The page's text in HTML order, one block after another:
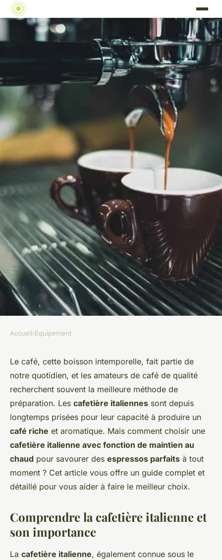
EQUIPEMENT
Comment sélectionner une
cafetière italienne avec
fonction de maintien au chaud
pour des espressos parfaits ?
Mya• 28 mai 2024•6 min de lecture
Accueil›Equipement
Le café, cette boisson intemporelle, fait partie de
notre quotidien, et les amateurs de café de qualité
recherchent souvent la meilleure méthode de
préparation. Les cafetière italiennes sont depuis
longtemps prisées pour leur capacité à produire un
café riche et aromatique. Mais comment choisir une
cafetière italienne avec fonction de maintien au
chaud pour savourer des espressos parfaits à tout
moment ? Cet article vous offre un guide complet et
détaillé pour vous aider à faire le meilleur choix.
Comprendre la cafetière italienne et
son importance
La cafetière italienne, également connue sous le